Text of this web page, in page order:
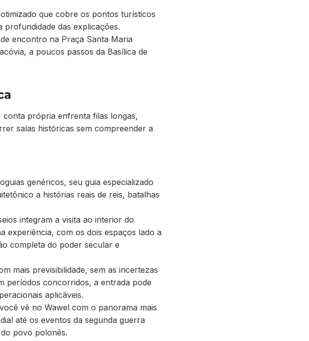
que cobre os pontos turísticos
profundidade das explicações.
encontro na Praça Santa Maria
a poucos passos da Basílica de
conta própria enfrenta filas longas,
salas históricas sem compreender a
genéricos, seu guia especializado
a histórias reais de reis, batalhas
integram a visita ao interior do
experiência, com os dois espaços lado a
completa do poder secular e
mais previsibilidade, sem as incertezas
períodos concorridos, a entrada pode
aplicáveis.
vê no Wawel com o panorama mais
até os eventos da segunda guerra
povo polonês.